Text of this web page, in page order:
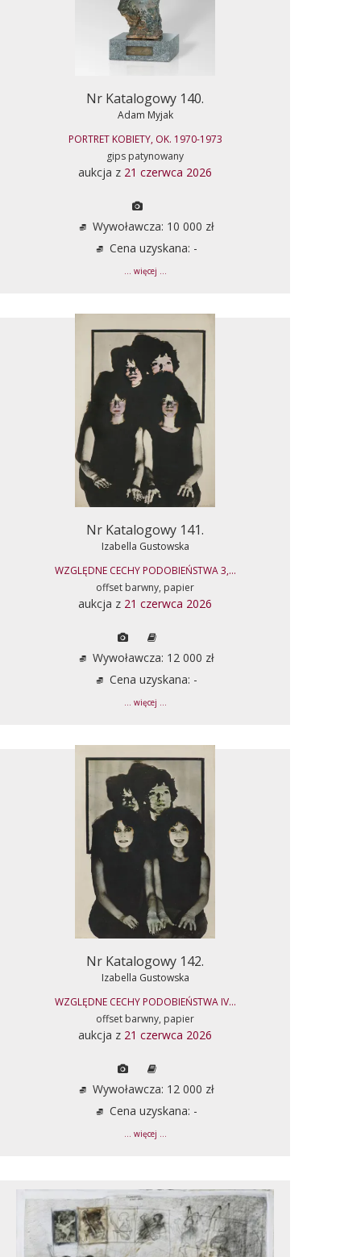
Nr Katalogowy 140.
Adam Myjak
PORTRET KOBIETY, OK. 1970-1973
gips patynowany
aukcja z 21 czerwca 2026
Wywoławcza: 10 000 zł
Cena uzyskana: -
... więcej ...
Nr Katalogowy 141.
Izabella Gustowska
WZGLĘDNE CECHY PODOBIEŃSTWA 3,...
offset barwny, papier
aukcja z 21 czerwca 2026
Wywoławcza: 12 000 zł
Cena uzyskana: -
... więcej ...
Nr Katalogowy 142.
Izabella Gustowska
WZGLĘDNE CECHY PODOBIEŃSTWA IV...
offset barwny, papier
aukcja z 21 czerwca 2026
Wywoławcza: 12 000 zł
Cena uzyskana: -
... więcej ...